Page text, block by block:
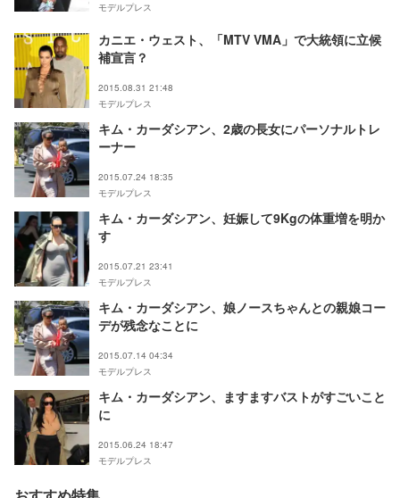
モデルプレス
カニエ・ウェスト、「MTV VMA」で大統領に立候
補宣言？
2015.08.31 21:48
モデルプレス
キム・カーダシアン、2歳の長女にパーソナルトレ
ーナー
2015.07.24 18:35
モデルプレス
キム・カーダシアン、妊娠して9Kgの体重増を明か
す
2015.07.21 23:41
モデルプレス
キム・カーダシアン、娘ノースちゃんとの親娘コー
デが残念なことに
2015.07.14 04:34
モデルプレス
キム・カーダシアン、ますますバストがすごいこと
に
2015.06.24 18:47
モデルプレス